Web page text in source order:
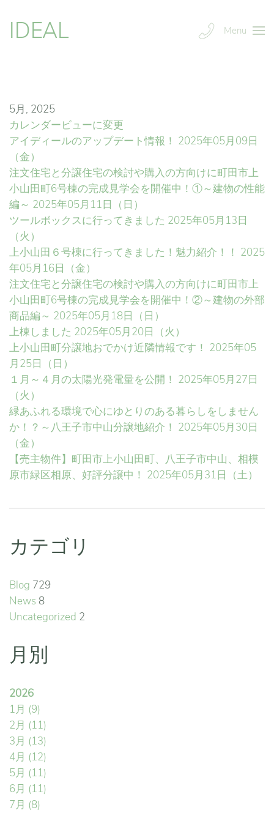
IDEAL Menu
5月, 2025
カレンダービューに変更
アイディールのアップデート情報！ 2025年05月09日
（金）
注文住宅と分譲住宅の検討や購入の方向けに町田市上
小山田町6号棟の完成見学会を開催中！①～建物の性能
編～ 2025年05月11日（日）
ツールボックスに行ってきました 2025年05月13日
（火）
上小山田６号棟に行ってきました！魅力紹介！！ 2025
年05月16日（金）
注文住宅と分譲住宅の検討や購入の方向けに町田市上
小山田町6号棟の完成見学会を開催中！②～建物の外部
商品編～ 2025年05月18日（日）
上棟しました 2025年05月20日（火）
上小山田町分譲地おでかけ近隣情報です！ 2025年05
月25日（日）
１月～４月の太陽光発電量を公開！ 2025年05月27日
（火）
緑あふれる環境で心にゆとりのある暮らしをしません
か！？～八王子市中山分譲地紹介！ 2025年05月30日
（金）
【売主物件】町田市上小山田町、八王子市中山、相模
原市緑区相原、好評分譲中！ 2025年05月31日（土）
カテゴリ
Blog 729
News 8
Uncategorized 2
月別
2026
1月 (9)
2月 (11)
3月 (13)
4月 (12)
5月 (11)
6月 (11)
7月 (8)